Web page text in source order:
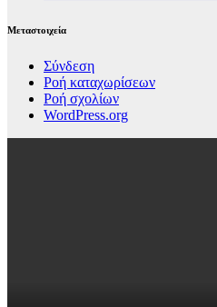
Μεταστοιχεία
Σύνδεση
Ροή καταχωρίσεων
Ροή σχολίων
WordPress.org